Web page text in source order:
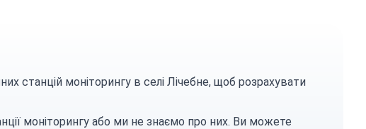
станцій моніторингу в селі Лічебне, щоб розрахувати
моніторингу або ми не знаємо про них. Ви можете